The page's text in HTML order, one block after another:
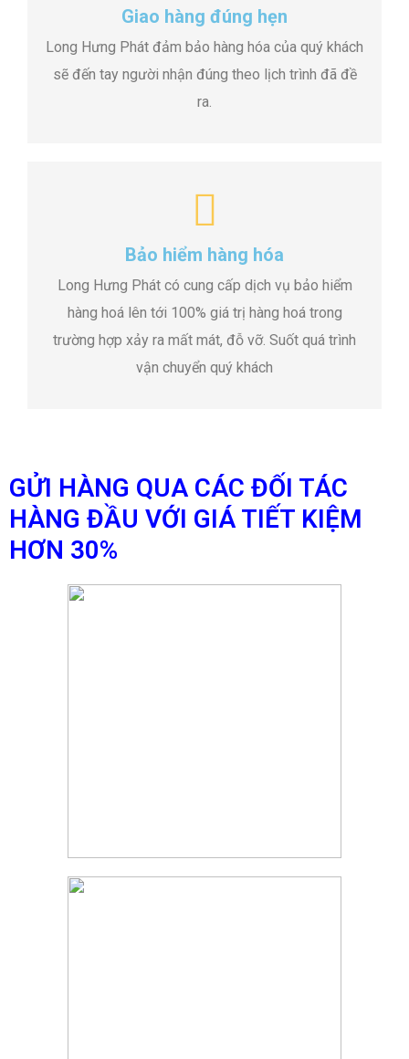
Giao hàng đúng hẹn
Long Hưng Phát đảm bảo hàng hóa của quý khách
sẽ đến tay người nhận đúng theo lịch trình đã đề
ra.
Bảo hiểm hàng hóa
Long Hưng Phát có cung cấp dịch vụ bảo hiểm
hàng hoá lên tới 100% giá trị hàng hoá trong
trường hợp xảy ra mất mát, đỗ vỡ. Suốt quá trình
vận chuyển quý khách
GỬI HÀNG QUA CÁC ĐỐI TÁC
HÀNG ĐẦU VỚI GIÁ TIẾT KIỆM
HƠN 30%